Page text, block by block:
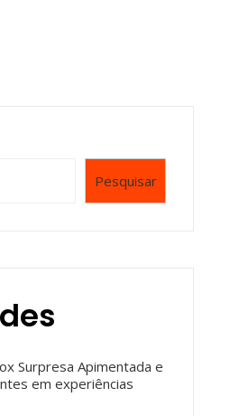
Pesquisar
Surpresa Apimentada e
em experiências